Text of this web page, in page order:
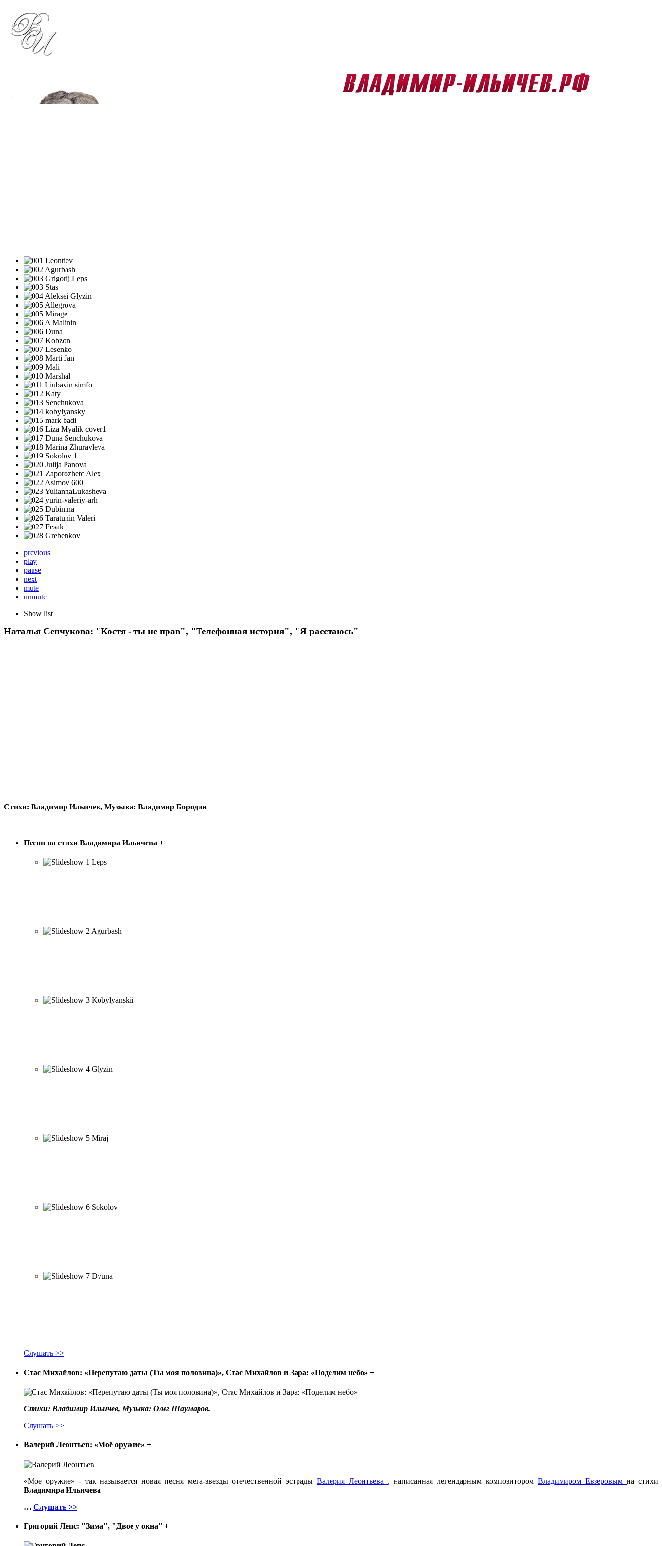
previous
play
pause
next
mute
unmute
Show list
Наталья Сенчукова: "Костя - ты не прав", "Телефонная история", "Я расстаюсь"
Стихи: Владимир Ильичев, Музыка: Владимир Бородин
Песни на стихи Владимира Ильичева +
Слушать >>
Стас Михайлов: «Перепутаю даты (Ты моя половина)», Стас Михайлов и Зара: «Поделим небо» +
Стихи: Владимир Ильичев, Музыка: Олег Шаумаров.
Слушать >>
Валерий Леонтьев: «Моё оружие» +
«Мое оружие» - так называется новая песня мега-звезды отечественной эстрады Валерия Леонтьева , написанная легендарным композитором Владимиром Евзеровым на стихи
Владимира Ильичева
… Слушать >>
Григорий Лепс: "Зима", "Двое у окна" +